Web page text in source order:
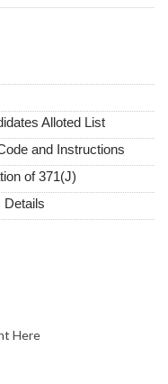
Alloted List
and Instructions
of 371(J)
Details
Here